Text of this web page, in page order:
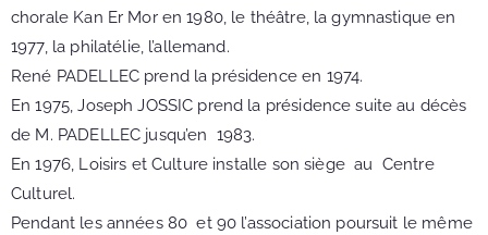
chorale Kan Er Mor en 1980, le théâtre, la gymnastique en
1977, la philatélie, l’allemand.
René PADELLEC prend la présidence en 1974.
En 1975, Joseph JOSSIC prend la présidence suite au décès
de M. PADELLEC jusqu’en 1983.
En 1976, Loisirs et Culture installe son siège au Centre
Culturel.
Pendant les années 80 et 90 l’association poursuit le même